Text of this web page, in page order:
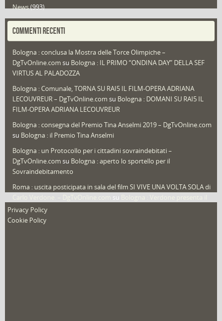
News(993)
Portfolio(1)
Redazioni(1.049)
Speciali (22)
Sport
That's Bologna Magazine(25)
Video (archivio) (263)
COMMENTI RECENTI
Bologna : conclusa la Mostra delle Torce Olimpiche –
DgTvOnline.com su Bologna : IL PRIMO “ONDINA DAY” DELLA SEF
VIRTUS AL PALADOZZA
Bologna : Comunale, TORNA SU RAI5 IL FILM-OPERA ADRIANA
LECOUVREUR – DgTvOnline.com su Bologna : DOMANI SU RAI5 IL
FILM-OPERA ADRIANA LECOUVREUR
Bologna : consegna del Premio Tina Anselmi 2019 – DgTvOnline.com
su Bologna : il Premio Tina Anselmi
Bologna : un Protocollo per i cittadini sovraindebitati –
DgTvOnline.com su Bologna : aperto lo sportello per il
Sovraindebitamento
Roma : uscita posticipata in sala del film SI VIVE UNA VOLTA SOLA di
su
nuovo film
Privacy Policy
Cookie Policy